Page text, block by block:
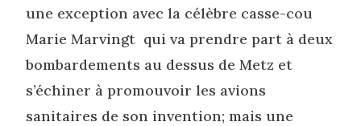
une exception avec la célèbre casse-cou
Marie Marvingt qui va prendre part à deux
bombardements au dessus de Metz et
s’échiner à promouvoir les avions
sanitaires de son invention; mais une